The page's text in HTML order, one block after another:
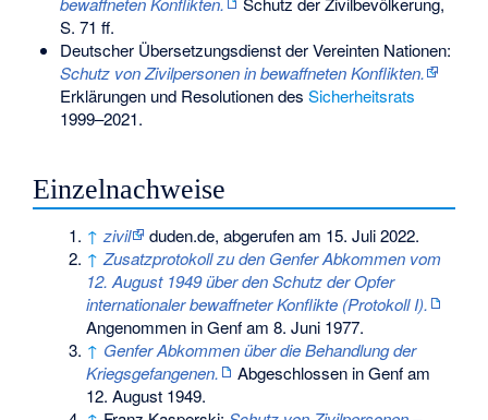
S. 71 ff.
Deutscher Übersetzungsdienst der Vereinten Nationen:
Schutz von Zivilpersonen in bewaffneten Konflikten.
Erklärungen und Resolutionen des Sicherheitsrats
1999–2021.
Einzelnachweise
↑ zivil
duden.de, abgerufen am 15. Juli 2022.
↑ Zusatzprotokoll zu den Genfer Abkommen vom
12. August 1949 über den Schutz der Opfer
internationaler bewaffneter Konflikte (Protokoll I).
Angenommen in Genf am 8. Juni 1977.
↑ Genfer Abkommen über die Behandlung der
Kriegsgefangenen.
Abgeschlossen in Genf am
12. August 1949.